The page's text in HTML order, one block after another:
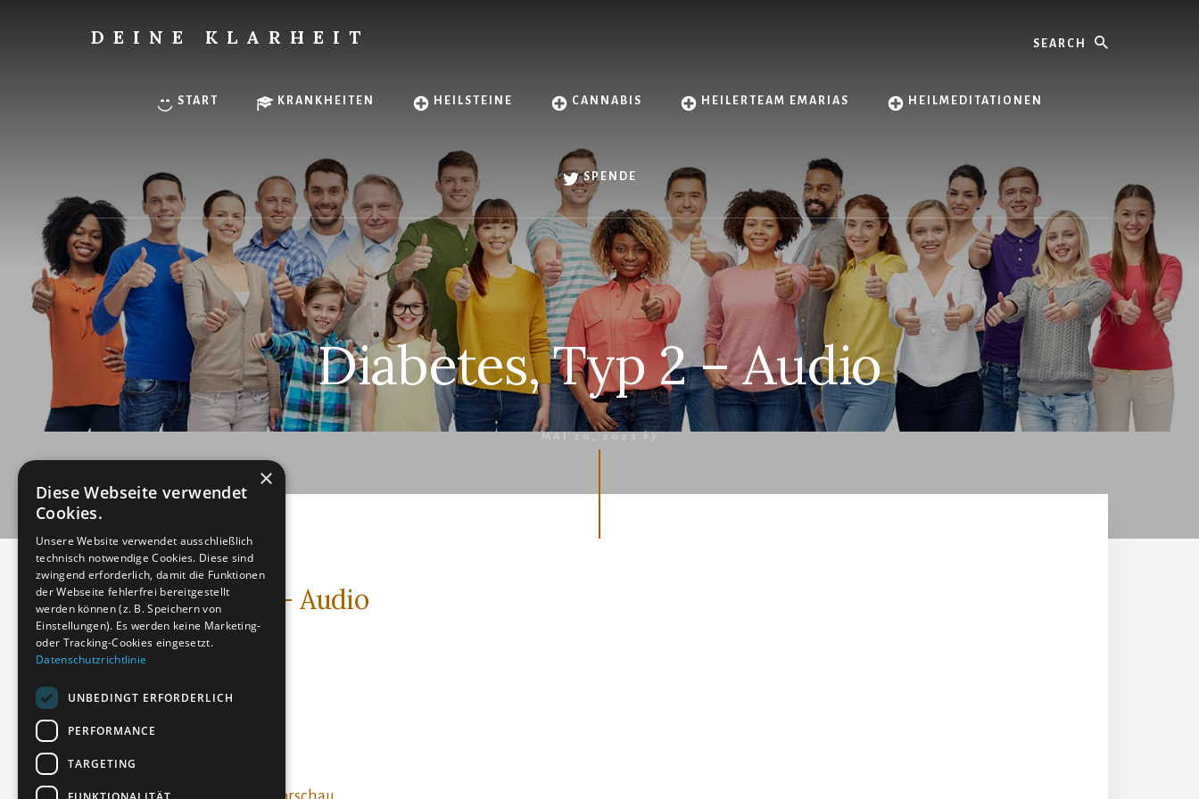
DEINE KLARHEIT
START KRANKHEITEN HEILSTEINE CANNABIS HEILERTEAM EMARIAS HEILMEDITATIONEN
SPENDE
Diabetes, Typ 2 – Audio
MAI 20, 2023 by
Diabetes, Typ 2 - Audio
Audio (MP3)
Dateigröße: 3.91 MB
Erstellt: 20-05-2023
Aktualisiert: 14-02-2024
×
Diese Webseite verwendet
Cookies.
Unsere Website verwendet ausschließlich
technisch notwendige Cookies. Diese sind
zwingend erforderlich, damit die Funktionen
der Webseite fehlerfrei bereitgestellt
werden können (z. B. Speichern von
Einstellungen). Es werden keine Marketing-
oder Tracking-Cookies eingesetzt.
Datenschutzrichtlinie
UNBEDINGT ERFORDERLICH
PERFORMANCE
TARGETING